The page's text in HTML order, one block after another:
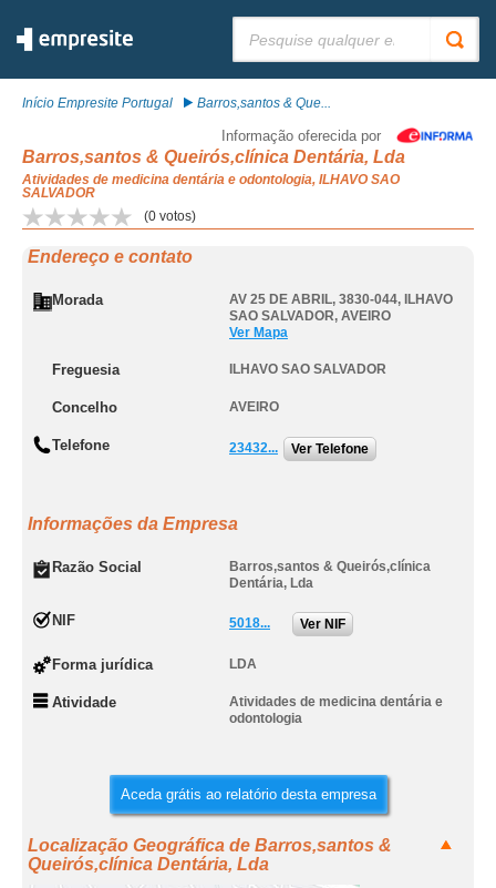
Início Empresite Portugal Barros,santos & Que...
Informação oferecida por
Barros,santos & Queirós,clínica Dentária, Lda
Atividades de medicina dentária e odontologia, ILHAVO SAO
SALVADOR
(0 votos)
Endereço e contato
Morada AV 25 DE ABRIL, 3830-044, ILHAVO
SAO SALVADOR, AVEIRO
Ver Mapa
Freguesia ILHAVO SAO SALVADOR
Concelho AVEIRO
Telefone 23432... Ver Telefone
Informações da Empresa
Razão Social
Barros,santos & Queirós,clínica
Dentária, Lda
NIF 5018... Ver NIF
Forma jurídica LDA
Atividade
Atividades de medicina dentária e
odontologia
Aceda grátis ao relatório desta empresa
Localização Geográfica de Barros,santos &
Queirós,clínica Dentária, Lda